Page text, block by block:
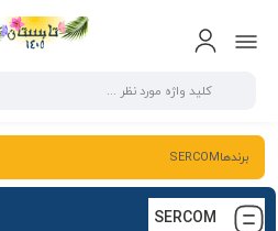
برندهاSERCOM
SERCOM